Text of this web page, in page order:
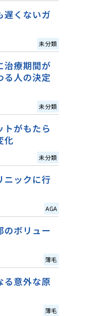
遅くないガ
未分類
治療期間が
る人の決定
未分類
トがもたら
化
未分類
ニックに行
AGA
のボリュー
薄毛
る意外な原
薄毛